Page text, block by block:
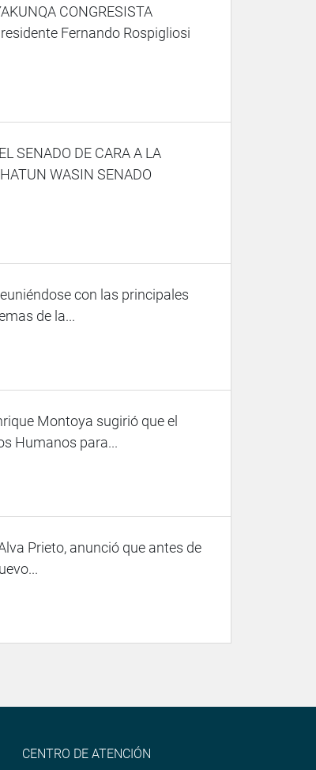
CONGRESISTA
Fernando Rospigliosi
SENADO DE CARA A LA
WASIN SENADO
con las principales
de la...
Montoya sugirió que el
Humanos para...
Prieto, anunció que antes de
CENTRO DE ATENCIÓN